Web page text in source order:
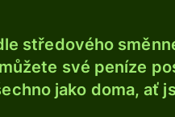
středového
své peníze
jako doma, ať